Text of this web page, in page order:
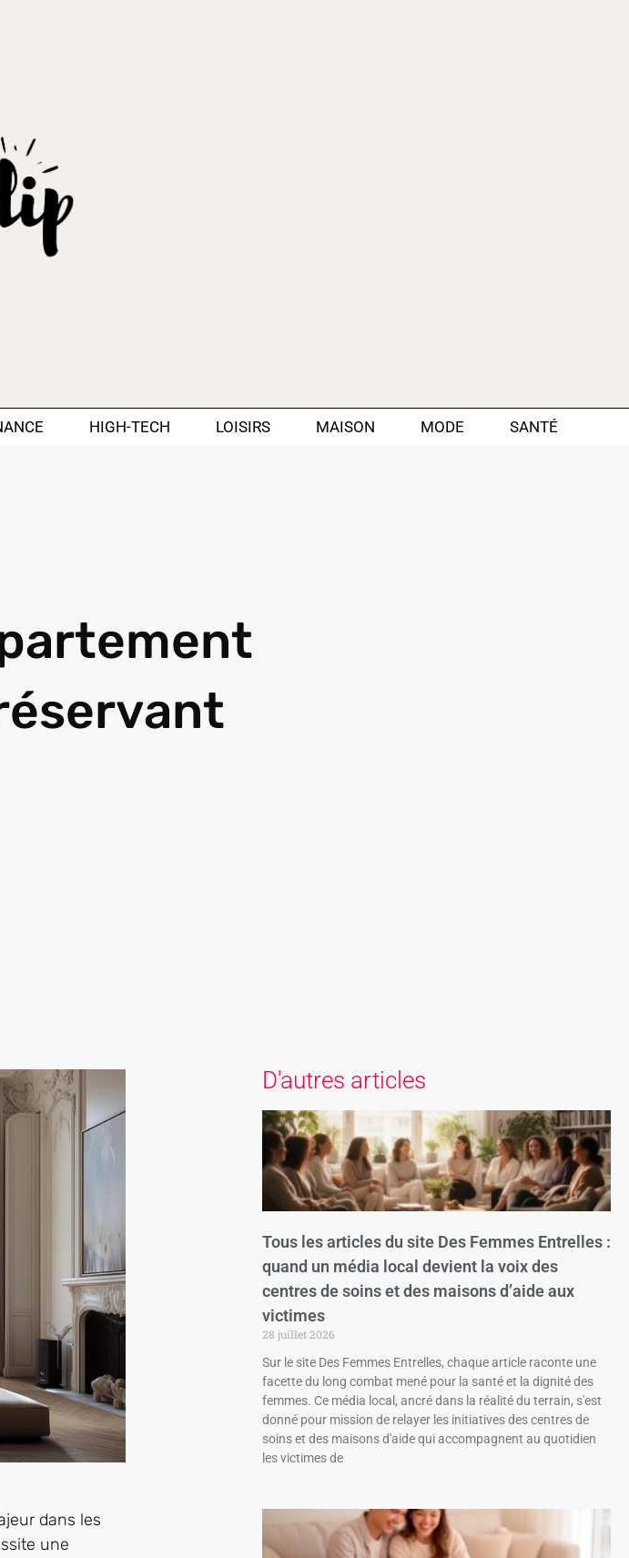
HIGH-TECH LOISIRS MAISON MODE SANTÉ
dans les
une
D'autres articles
Tous les articles du site Des Femmes Entrelles :
quand un média local devient la voix des
centres de soins et des maisons d’aide aux
victimes
28 juillet 2026
Sur le site Des Femmes Entrelles, chaque article raconte une
facette du long combat mené pour la santé et la dignité des
femmes. Ce média local, ancré dans la réalité du terrain, s'est
donné pour mission de relayer les initiatives des centres de
soins et des maisons d'aide qui accompagnent au quotidien
les victimes de